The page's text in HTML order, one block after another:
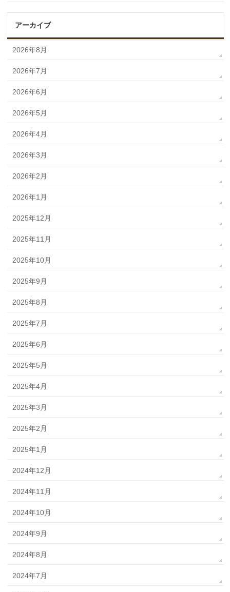
アーカイブ
2026年8月
2026年7月
2026年6月
2026年5月
2026年4月
2026年3月
2026年2月
2026年1月
2025年12月
2025年11月
2025年10月
2025年9月
2025年8月
2025年7月
2025年6月
2025年5月
2025年4月
2025年3月
2025年2月
2025年1月
2024年12月
2024年11月
2024年10月
2024年9月
2024年8月
2024年7月